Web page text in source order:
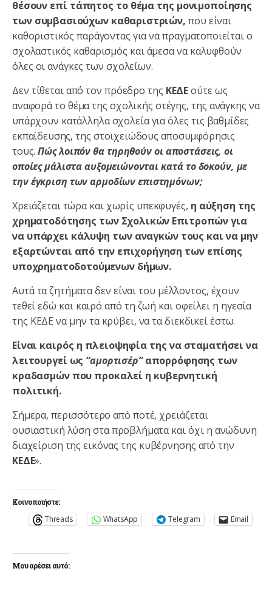
θέσουν επί τάπητος το θέμα της μονιμοποίησης
των συμβασιούχων καθαριστριών, που είναι
καθοριστικός παράγοντας για να πραγματοποιείται ο
σχολαστικός καθαρισμός και άμεσα να καλυφθούν
όλες οι ανάγκες των σχολείων.
Δεν τίθεται από τον πρόεδρο της ΚΕΔΕούτε ως
αναφορά το θέμα της σχολικής στέγης, της ανάγκης να
υπάρχουν κατάλληλα σχολεία για όλες τις βαθμίδες
εκπαίδευσης, της στοιχειώδους αποσυμφόρησις
τους.Πώς λοιπόν θα τηρηθούν οι αποστάσεις, οι
οποίες μάλιστα αυξομειώνονται κατά το δοκούν, με
την έγκριση των αρμοδίων επιστημόνων;
Χρειάζεται τώρα και χωρίς υπεκφυγές, η αύξηση της
χρηματοδότησης των Σχολικών Επιτροπών για
να υπάρχει κάλυψη των αναγκών τους και να μην
εξαρτώνται από την επιχορήγηση των επίσης
υποχρηματοδοτούμενων δήμων.
Αυτά τα ζητήματα δεν είναι του μέλλοντος, έχουν
τεθεί εδώ και καιρό από τη ζωή και οφείλει η ηγεσία
της ΚΕΔΕ να μην τα κρύβει, να τα διεκδικεί έστω.
Είναι καιρός η πλειοψηφία της να σταματήσει να
λειτουργεί ως “αμορτισέρ”απορρόφησης των
κραδασμών που προκαλεί η κυβερνητική
πολιτική.
Σήμερα, περισσότερο από ποτέ, χρειάζεται
ουσιαστική λύση στα προβλήματα και όχι η ανώδυνη
διαχείριση της εικόνας της κυβέρνησης από την
ΚΕΔΕ».
Κοινοποιήστε:
Threads WhatsApp Telegram Email
Μου αρέσει αυτό: